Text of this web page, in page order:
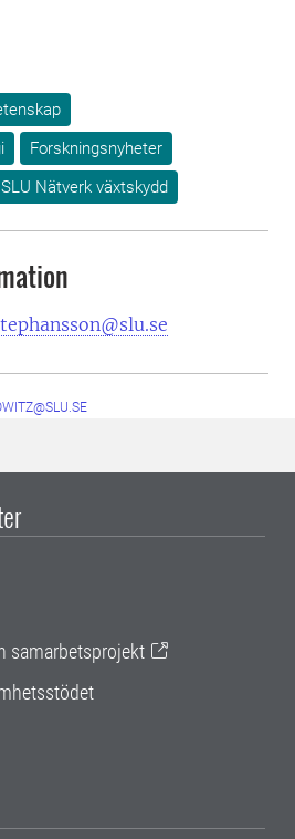
Forskningsnyheter
SLU Nätverk växtskydd
samarbetsprojekt